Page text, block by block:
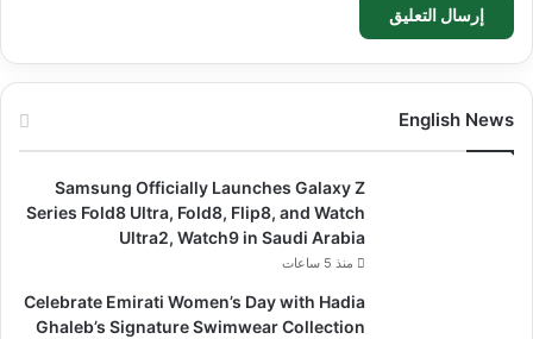
English News
Samsung Officially Launches Galaxy Z
Series Fold8 Ultra, Fold8, Flip8, and Watch
Ultra2, Watch9 in Saudi Arabia
منذ 5 ساعات
Celebrate Emirati Women’s Day with Hadia
Ghaleb’s Signature Swimwear Collection